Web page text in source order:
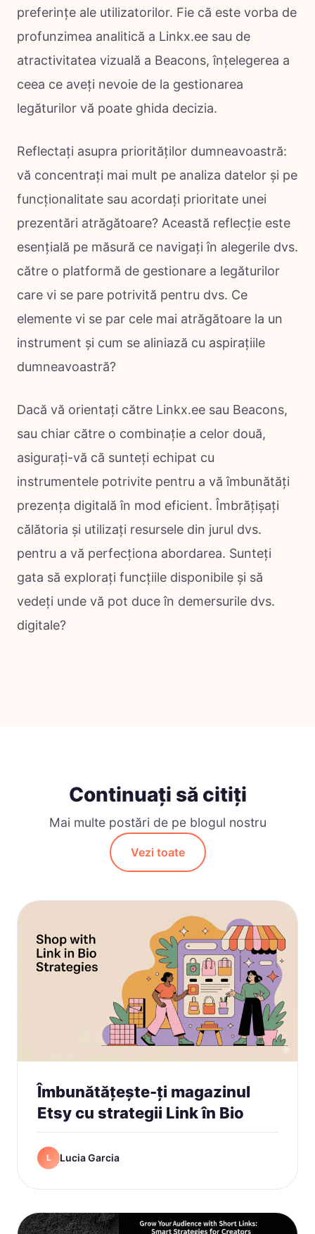
preferințe ale utilizatorilor. Fie că este vorba de
profunzimea analitică a Linkx.ee sau de
atractivitatea vizuală a Beacons, înțelegerea a
ceea ce aveți nevoie de la gestionarea
legăturilor vă poate ghida decizia.
Reflectați asupra priorităților dumneavoastră:
vă concentrați mai mult pe analiza datelor și pe
funcționalitate sau acordați prioritate unei
prezentări atrăgătoare? Această reflecție este
esențială pe măsură ce navigați în alegerile dvs.
către o platformă de gestionare a legăturilor
care vi se pare potrivită pentru dvs. Ce
elemente vi se par cele mai atrăgătoare la un
instrument și cum se aliniază cu aspirațiile
dumneavoastră?
Dacă vă orientați către Linkx.ee sau Beacons,
sau chiar către o combinație a celor două,
asigurați-vă că sunteți echipat cu
instrumentele potrivite pentru a vă îmbunătăți
prezența digitală în mod eficient. Îmbrățișați
călătoria și utilizați resursele din jurul dvs.
pentru a vă perfecționa abordarea. Sunteți
gata să explorați funcțiile disponibile și să
vedeți unde vă pot duce în demersurile dvs.
digitale?
Continuați să citiți
Mai multe postări de pe blogul nostru
Vezi toate
Îmbunătățește-ți magazinul
Etsy cu strategii Link în Bio
L Lucia Garcia